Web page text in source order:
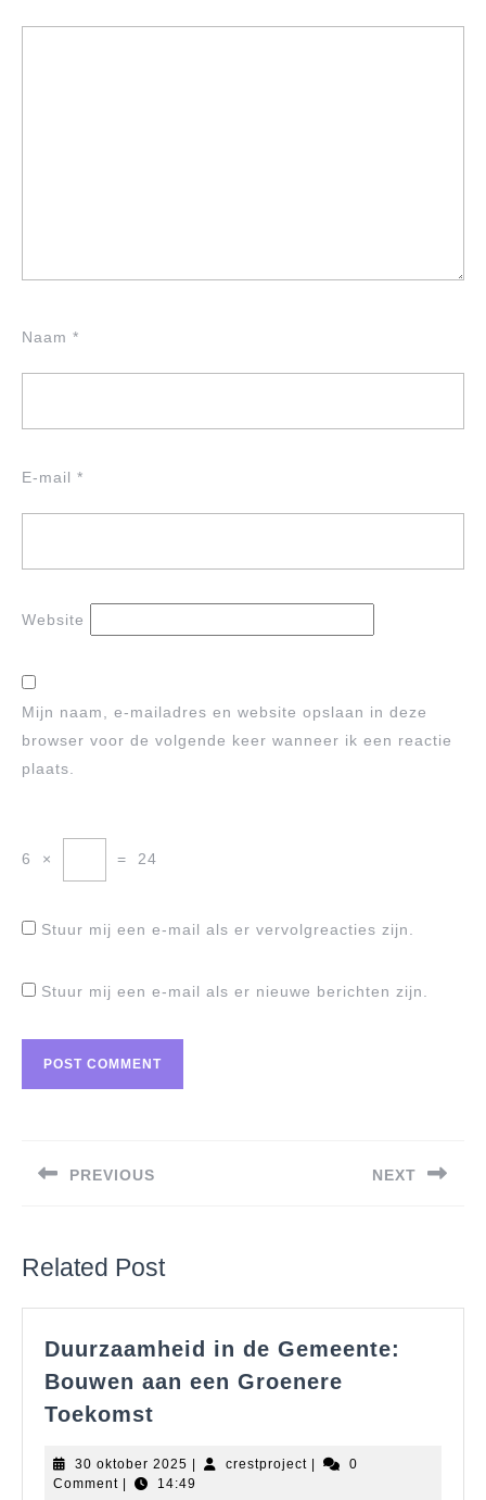
Naam *
E-mail *
Website
Mijn naam, e-mailadres en website opslaan in deze
browser voor de volgende keer wanneer ik een reactie
plaats.
6 × = 24
Stuur mij een e-mail als er vervolgreacties zijn.
Stuur mij een e-mail als er nieuwe berichten zijn.
PREVIOUS NEXT
Related Post
Duurzaamheid in de Gemeente:
Bouwen aan een Groenere
Toekomst
de
Gemeente:
30 oktober 2025 30
oktober
crestprojectcrestproject
0
Comment
14:49